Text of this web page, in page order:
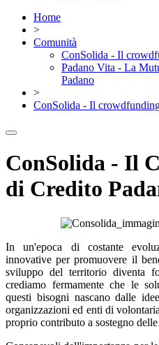
Home
>
Comunità
ConSolida - Il
Padano Vita - La
Padano
>
ConSolida - Il
ConSolida - Il
di Credito
In un'epoca di costante
innovative per promuovere il
sviluppo del territorio diventa
crediamo fermamente che le
questi bisogni nascano dalle
organizzazioni ed enti di
proprio contributo a sostegno